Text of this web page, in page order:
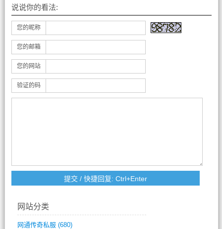
说说你的看法:
您的昵称
您的邮箱
您的网站
验证的码
网站分类
网通传奇私服 (680)